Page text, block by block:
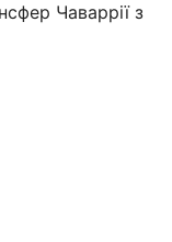
Чаваррії з